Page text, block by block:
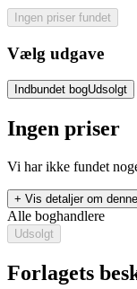
Ingen priser fundet
Vælg udgave
Indbundet bogUdsolgt
Ingen priser
Vi har ikke fundet
+ Vis detaljer om
Alle boghandlere
Udsolgt
Forlagets